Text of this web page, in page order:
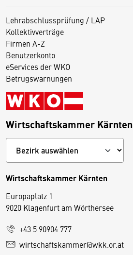
Lehrabschlussprüfung / LAP
Kollektivverträge
Firmen A-Z
Benutzerkonto
eServices der WKO
Betrugswarnungen
Wirtschaftskammer Kärnten
Wirtschaftskammer Kärnten
Europaplatz 1
9020 Klagenfurt am Wörthersee
+43 5 90904 777
wirtschaftskammer@wkk.or.at
D